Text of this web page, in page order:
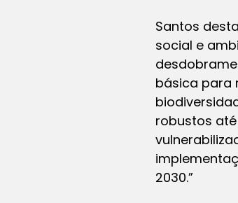
Santos
social e
básica para
robustos
2030.”